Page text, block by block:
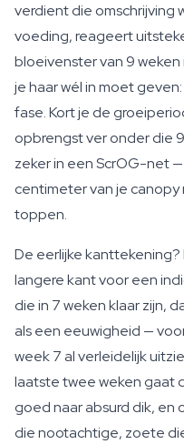
verdient die omschrijving
voeding, reageert
bloeivenster van 9
je haar wél in moet
fase. Kort je de
opbrengst ver onder die
zeker in een ScrOG-net
centimeter van je
toppen.
De eerlijke
langere kant voor een
die in 7 weken klaar zijn,
als een eeuwigheid —
week 7 al verleidelijk
laatste twee weken gaat
goed naar absurd dik,
die nootachtige, zoete